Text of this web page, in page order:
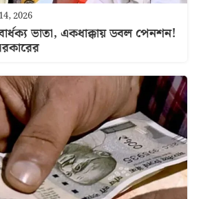
2026
ভাতা, একধাক্কায় ডবল পেনশন!